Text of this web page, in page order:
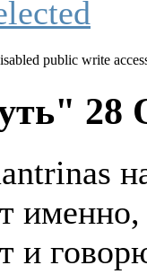
public write
28
именно,
и